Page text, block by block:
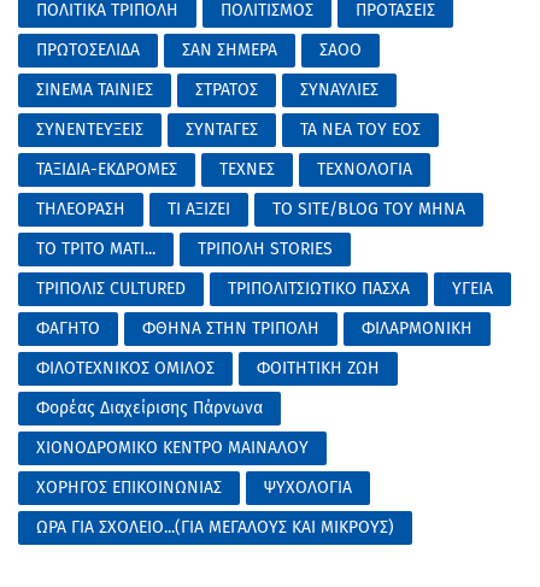
ΠΟΛΙΤΙΚΑ ΤΡΙΠΟΛΗ
ΠΟΛΙΤΙΣΜΟΣ
ΠΡΟΤΑΣΕΙΣ
ΠΡΩΤΟΣΕΛΙΔΑ
ΣΑΝ ΣΗΜΕΡΑ
ΣΑΟΟ
ΣΙΝΕΜΑ ΤΑΙΝΙΕΣ
ΣΤΡΑΤΟΣ
ΣΥΝΑΥΛΙΕΣ
ΣΥΝΕΝΤΕΥΞΕΙΣ
ΣΥΝΤΑΓΕΣ
ΤΑ ΝΕΑ ΤΟΥ ΕΟΣ
ΤΑΞΙΔΙΑ-ΕΚΔΡΟΜΕΣ
ΤΕΧΝΕΣ
ΤΕΧΝΟΛΟΓΙΑ
ΤΗΛΕΟΡΑΣΗ
ΤΙ ΑΞΙΖΕΙ
ΤΟ SITE/BLOG ΤΟΥ ΜΗΝΑ
ΤΟ ΤΡΙΤΟ ΜΑΤΙ...
ΤΡΙΠΟΛΗ STORIES
ΤΡΙΠΟΛΙΣ CULTURED
ΤΡΙΠΟΛΙΤΣΙΩΤΙΚΟ ΠΑΣΧΑ
ΥΓΕΙΑ
ΦΑΓΗΤΟ
ΦΘΗΝΑ ΣΤΗΝ ΤΡΙΠΟΛΗ
ΦΙΛΑΡΜΟΝΙΚΗ
ΦΙΛΟΤΕΧΝΙΚΟΣ ΟΜΙΛΟΣ
ΦΟΙΤΗΤΙΚΗ ΖΩΗ
Φορέας Διαχείρισης Πάρνωνα
ΧΙΟΝΟΔΡΟΜΙΚΟ ΚΕΝΤΡΟ ΜΑΙΝΑΛΟΥ
ΧΟΡΗΓΟΣ ΕΠΙΚΟΙΝΩΝΙΑΣ
ΨΥΧΟΛΟΓΙΑ
ΩΡΑ ΓΙΑ ΣΧΟΛΕΙΟ...(ΓΙΑ ΜΕΓΑΛΟΥΣ ΚΑΙ ΜΙΚΡΟΥΣ)